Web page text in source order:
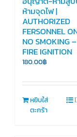
ห้ามจุดไฟ |
AUTHORIZED
FERSONNEL
NO SMOKING
FIRE IGNITION
180.00฿
หยิบใส่
ตะกร้า